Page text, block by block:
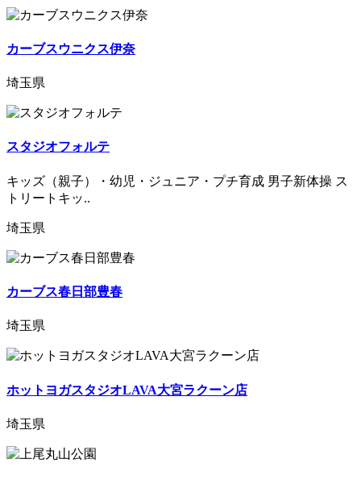
カーブスウニクス伊奈
埼玉県
スタジオフォルテ
キッズ（親子）・幼児・ジュニア・プチ育成 男子新体操 ス
トリートキッ..
埼玉県
カーブス春日部豊春
埼玉県
ホットヨガスタジオLAVA大宮ラクーン店
埼玉県